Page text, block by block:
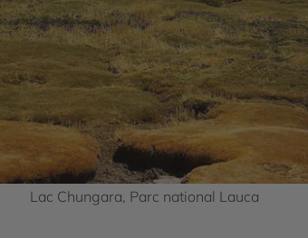
Lac Chungara, Parc national Lauca